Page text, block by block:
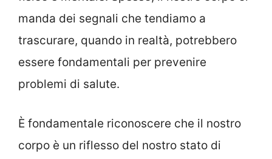
manda dei segnali che tendiamo a
trascurare, quando in realtà, potrebbero
essere fondamentali per prevenire
problemi di salute.
È fondamentale riconoscere che il nostro
corpo è un riflesso del nostro stato di